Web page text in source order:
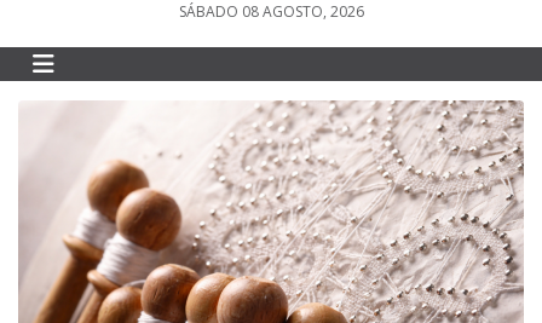
SÁBADO 08 AGOSTO, 2026